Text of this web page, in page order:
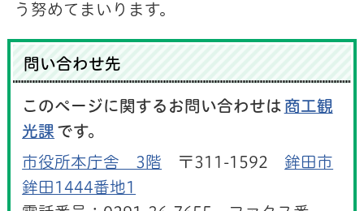
う努めてまいります。
問い合わせ先
このページに関するお問い合わせは 商工観
光課 です。
市役所本庁舎 3階 〒311-1592 鉾田市
鉾田1444番地1